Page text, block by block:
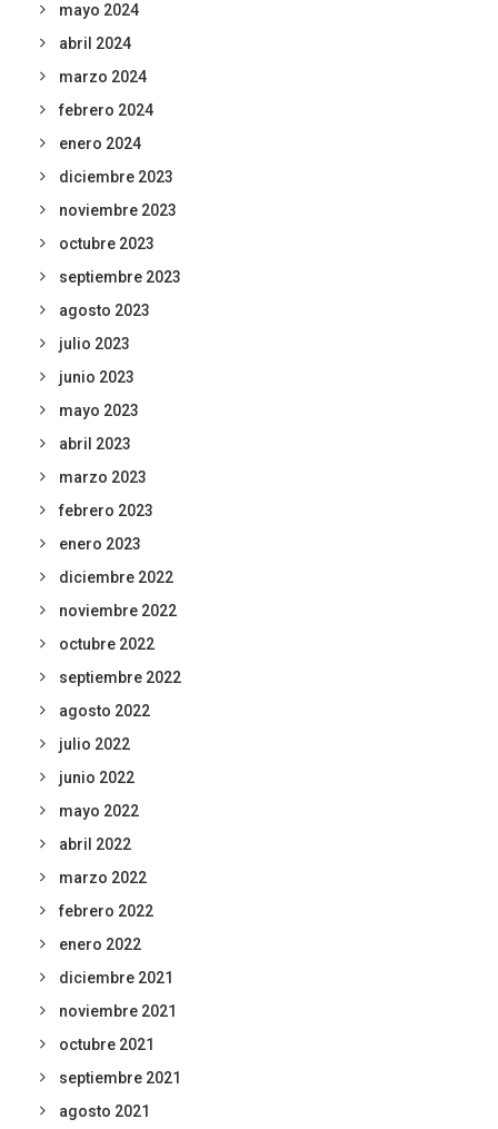
mayo 2024
abril 2024
marzo 2024
febrero 2024
enero 2024
diciembre 2023
noviembre 2023
octubre 2023
septiembre 2023
agosto 2023
julio 2023
junio 2023
mayo 2023
abril 2023
marzo 2023
febrero 2023
enero 2023
diciembre 2022
noviembre 2022
octubre 2022
septiembre 2022
agosto 2022
julio 2022
junio 2022
mayo 2022
abril 2022
marzo 2022
febrero 2022
enero 2022
diciembre 2021
noviembre 2021
octubre 2021
septiembre 2021
agosto 2021